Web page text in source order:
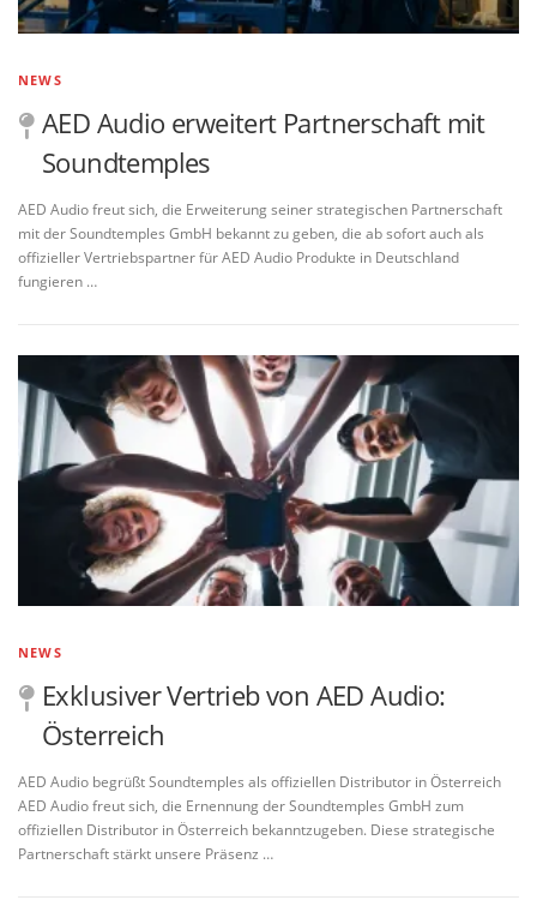
NEWS
AED Audio erweitert Partnerschaft mit
Soundtemples
AED Audio freut sich, die Erweiterung seiner strategischen Partnerschaft
mit der Soundtemples GmbH bekannt zu geben, die ab sofort auch als
offizieller Vertriebspartner für AED Audio Produkte in Deutschland
fungieren …
NEWS
Exklusiver Vertrieb von AED Audio:
Österreich
AED Audio begrüßt Soundtemples als offiziellen Distributor in Österreich
AED Audio freut sich, die Ernennung der Soundtemples GmbH zum
offiziellen Distributor in Österreich bekanntzugeben. Diese strategische
Partnerschaft stärkt unsere Präsenz …